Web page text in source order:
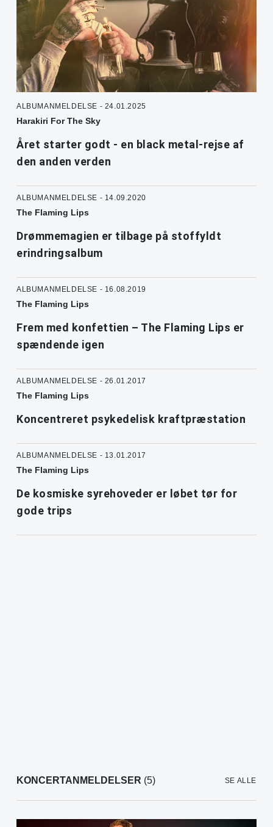
ALBUMANMELDELSE - 24.01.2025
Harakiri For The Sky
Året starter godt - en black metal-rejse af
den anden verden
ALBUMANMELDELSE - 14.09.2020
The Flaming Lips
Drømmemagien er tilbage på stoffyldt
erindringsalbum
ALBUMANMELDELSE - 16.08.2019
The Flaming Lips
Frem med konfettien – The Flaming Lips er
spændende igen
ALBUMANMELDELSE - 26.01.2017
The Flaming Lips
Koncentreret psykedelisk kraftpræstation
ALBUMANMELDELSE - 13.01.2017
The Flaming Lips
De kosmiske syrehoveder er løbet tør for
gode trips
KONCERTANMELDELSER (5) SE ALLE